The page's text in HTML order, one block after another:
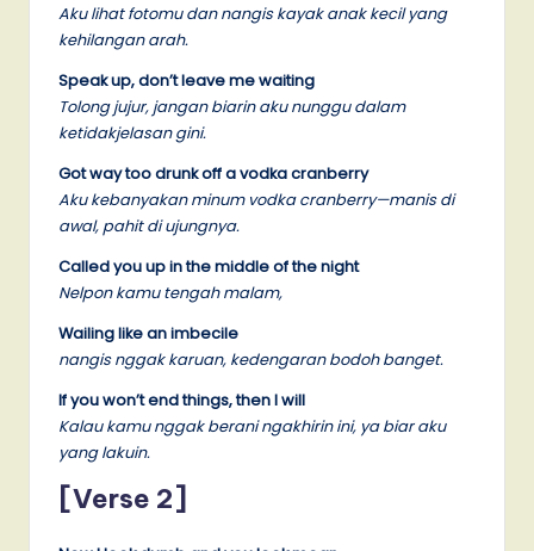
Aku lihat fotomu dan nangis kayak anak kecil yang
kehilangan arah.
Speak up, don’t leave me waiting
Tolong jujur, jangan biarin aku nunggu dalam
ketidakjelasan gini.
Got way too drunk off a vodka cranberry
Aku kebanyakan minum vodka cranberry—manis di
awal, pahit di ujungnya.
Called you up in the middle of the night
Nelpon kamu tengah malam,
Wailing like an imbecile
nangis nggak karuan, kedengaran bodoh banget.
If you won’t end things, then I will
Kalau kamu nggak berani ngakhirin ini, ya biar aku
yang lakuin.
[Verse 2]